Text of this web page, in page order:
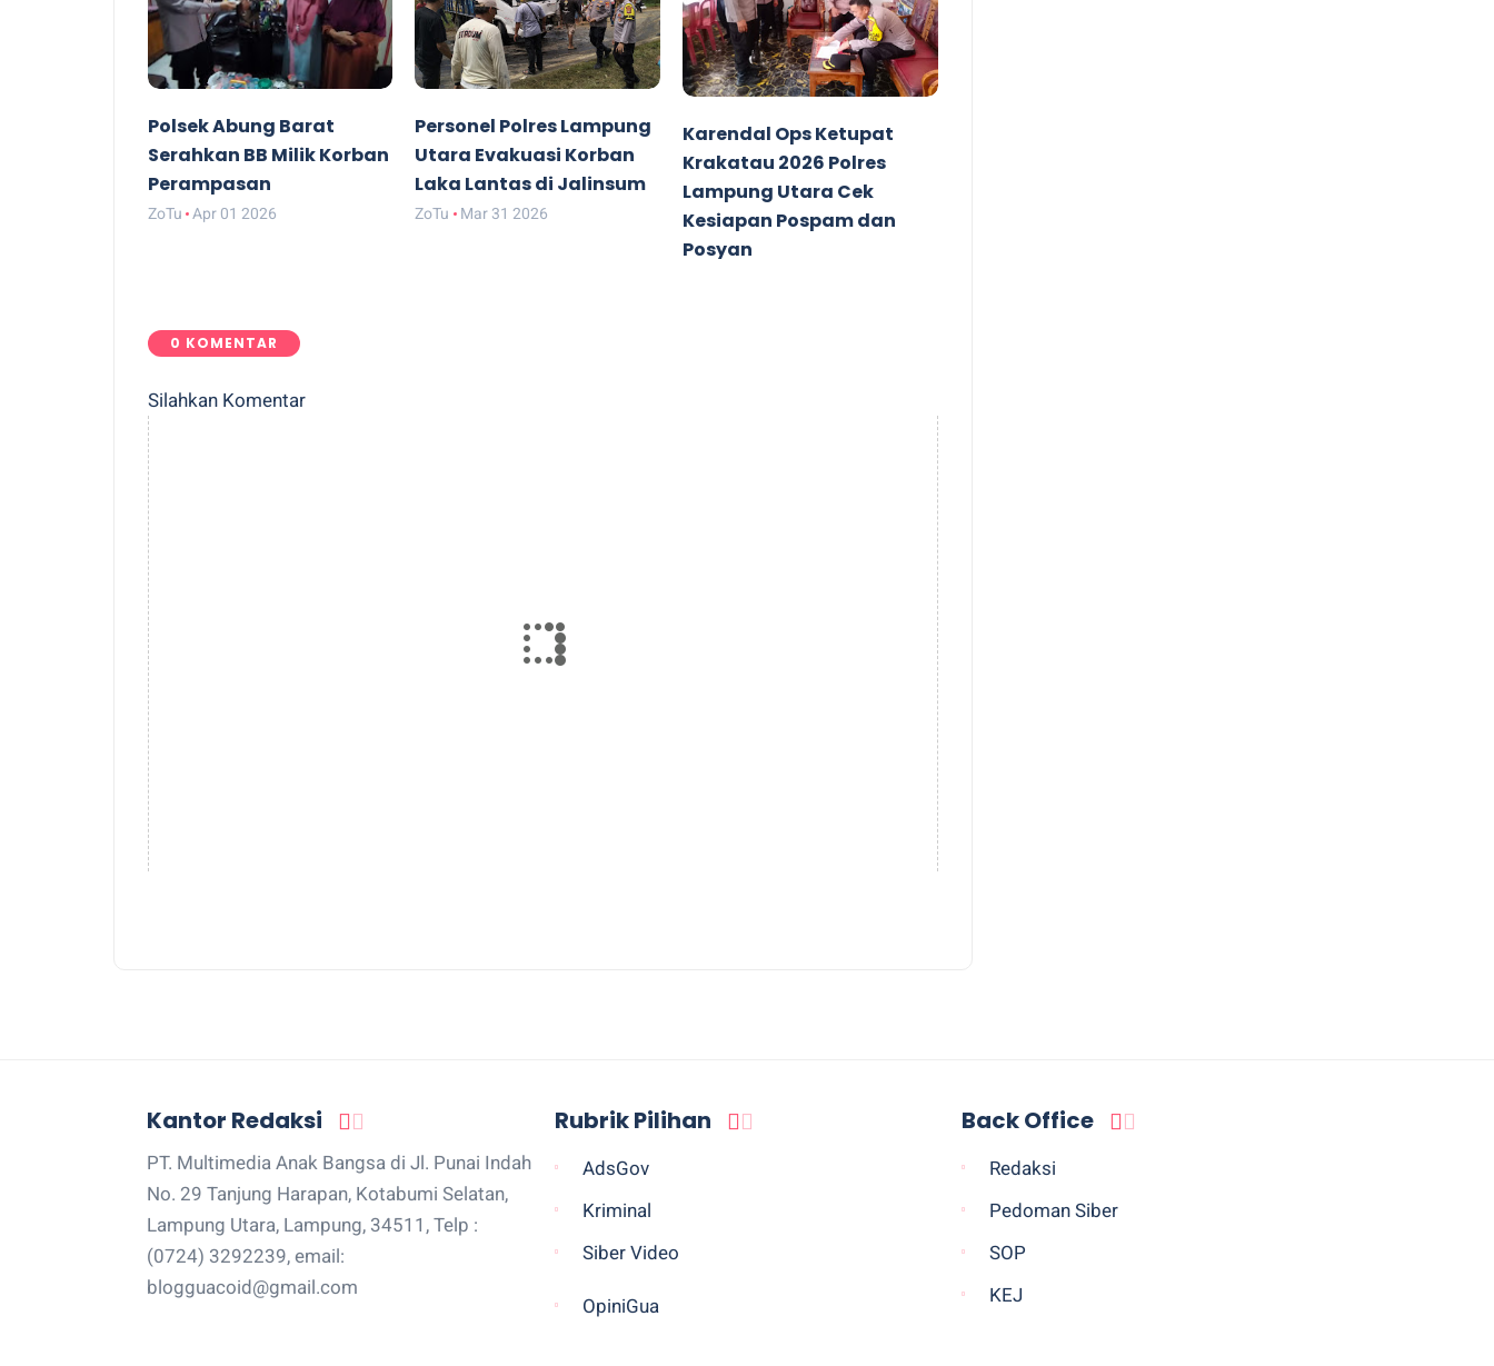
Polsek Abung Barat
Serahkan BB Milik Korban
Perampasan
ZoTu Apr 01 2026
Personel Polres Lampung
Utara Evakuasi Korban
Laka Lantas di Jalinsum
ZoTu Mar 31 2026
Karendal Ops Ketupat
Krakatau 2026 Polres
Lampung Utara Cek
Kesiapan Pospam dan
Posyan
0 KOMENTAR
Silahkan Komentar
Kantor Redaksi
PT. Multimedia Anak Bangsa di Jl. Punai Indah
No. 29 Tanjung Harapan, Kotabumi Selatan,
Lampung Utara, Lampung, 34511, Telp :
(0724) 3292239, email:
blogguacoid@gmail.com
Rubrik Pilihan
AdsGov
Kriminal
Siber Video
OpiniGua
Back Office
Redaksi
Pedoman Siber
SOP
KEJ